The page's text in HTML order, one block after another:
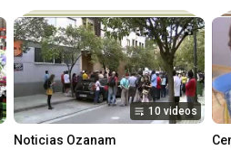
10 videos
Noticias Ozanam